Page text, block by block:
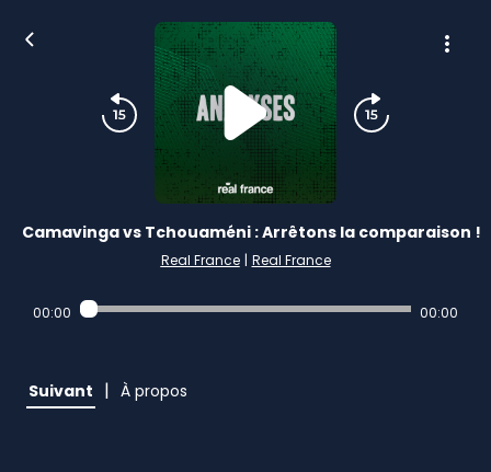
Camavinga vs Tchouaméni : Arrêtons la comparaison !
Real France | Real France
00:00 00:00
Suivant | À propos